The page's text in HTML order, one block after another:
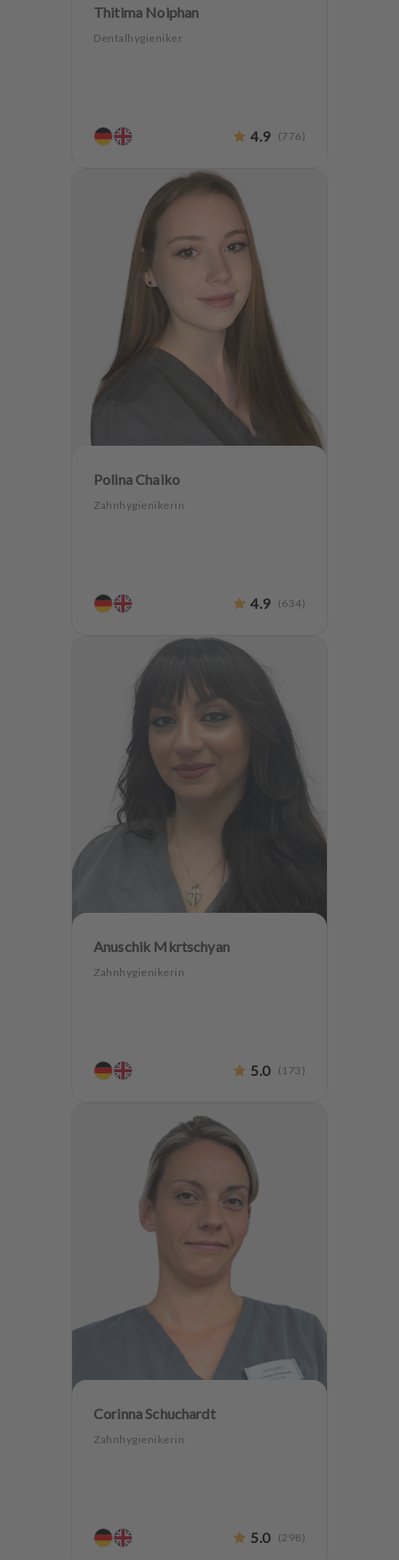
Thitima Noiphan
Dentalhygieniker
4.9 (776)
Polina Chaiko
Zahnhygienikerin
4.9 (634)
Anuschik Mkrtschyan
Zahnhygienikerin
5.0 ( 173 )
Corinna Schuchardt
Zahnhygienikerin
5.0 (298)